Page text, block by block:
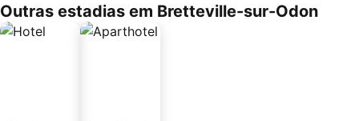
Outras estadias em Bretteville-sur-Odon